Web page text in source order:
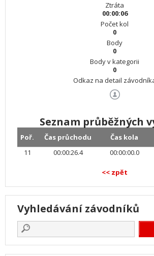
Ztráta
00:00:06
Počet kol
0
Body
0
Body v kategorii
0
Odkaz na detail
Seznam průběžných
Poř. Čas průchodu Čas kola
11
00:00:26.4 00:00:00.0
<< zpět
Vyhledávání závodníků